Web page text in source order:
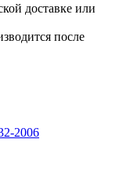
доставке или
после
2006